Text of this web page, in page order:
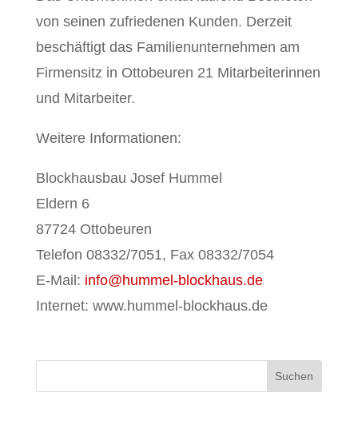
von seinen zufriedenen Kunden. Derzeit
beschäftigt das Familienunternehmen am
Firmensitz in Ottobeuren 21 Mitarbeiterinnen
und Mitarbeiter.
Weitere Informationen:
Blockhausbau Josef Hummel
Eldern 6
87724 Ottobeuren
Telefon 08332/7051, Fax 08332/7054
E-Mail: info@hummel-blockhaus.de
Internet: www.hummel-blockhaus.de